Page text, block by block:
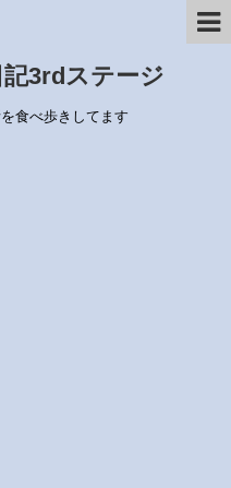
3rdステージ
食べ歩きしてます